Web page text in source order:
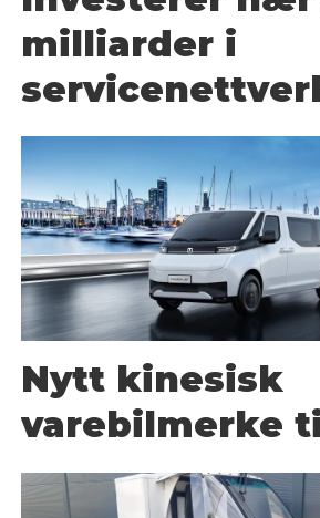
milliarder i
Nytt kinesisk
varebilmerke